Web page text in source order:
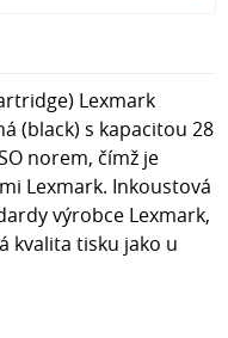
Lexmark
(black) s kapacitou 28
norem, čímž je
Lexmark. Inkoustová
výrobce Lexmark,
kvalita tisku jako u